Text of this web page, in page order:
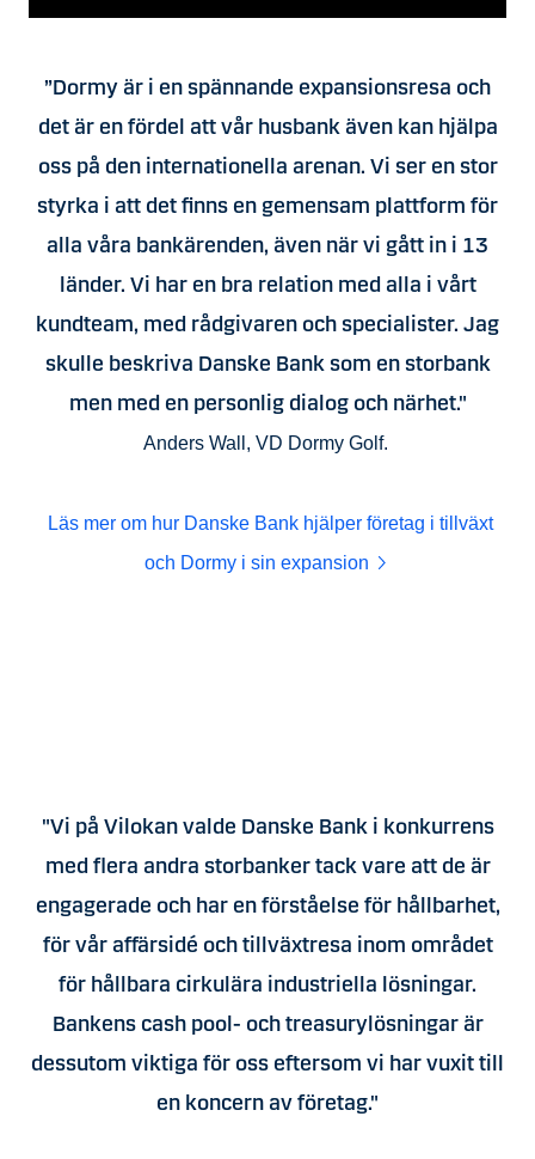
”Dormy är i en spännande expansionsresa och
det är en fördel att vår husbank även kan hjälpa
oss på den internationella arenan. Vi ser en stor
styrka i att det finns en gemensam plattform för
alla våra bankärenden, även när vi gått in i 13
länder. Vi har en bra relation med alla i vårt
kundteam, med rådgivaren och specialister. Jag
skulle beskriva Danske Bank som en storbank
men med en personlig dialog och närhet."
Anders Wall, VD Dormy Golf.
Läs mer om hur Danske Bank hjälper företag i tillväxt
och Dormy i sin expansion
"Vi på Vilokan valde Danske Bank i konkurrens
med flera andra storbanker tack vare att de är
engagerade och har en förståelse för hållbarhet,
för vår affärsidé och tillväxtresa inom området
för hållbara cirkulära industriella lösningar.
Bankens cash pool- och treasurylösningar är
dessutom viktiga för oss eftersom vi har vuxit till
en koncern av företag."